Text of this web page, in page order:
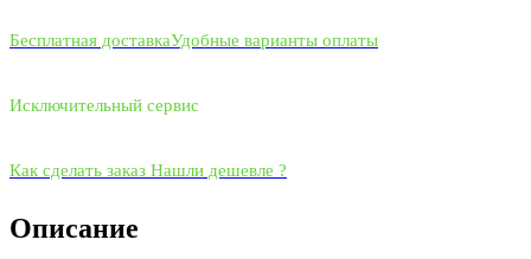
Бесплатная доставкаУдобные варианты оплаты
Исключительный сервис
Как сделать заказ Нашли дешевле ?
Описание